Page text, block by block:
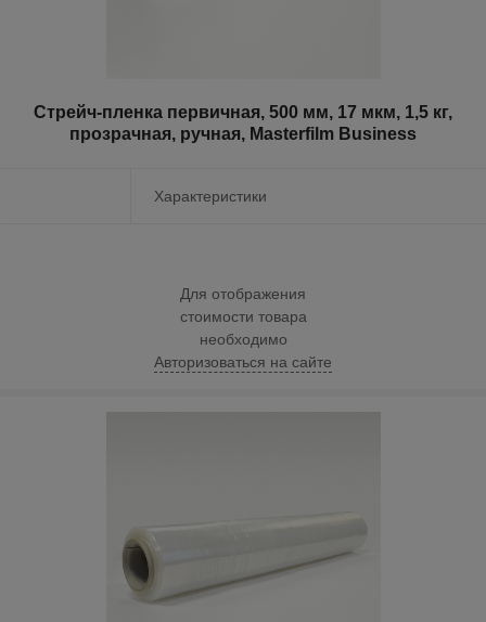
Стрейч-пленка первичная, 500 мм, 17 мкм, 1,5 кг,
прозрачная, ручная, Masterfilm Business
Характеристики
Для отображения
стоимости товара
необходимо
Авторизоваться на сайте